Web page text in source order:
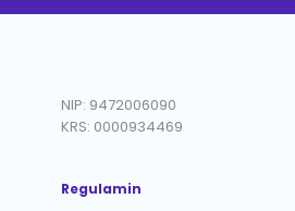
NIP: 9472006090
KRS: 0000934469
Regulamin